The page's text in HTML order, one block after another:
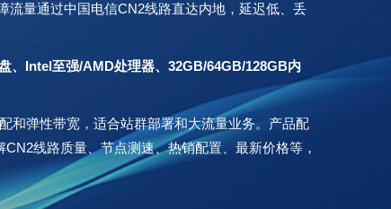
流量通过中国电信CN2线路直达内地，延迟低、丢
、Intel至强/AMD处理器、32GB/64GB/128GB内
和弹性带宽，适合站群部署和大流量业务。产品配
线路质量、节点测速、热销配置、最新价格等，